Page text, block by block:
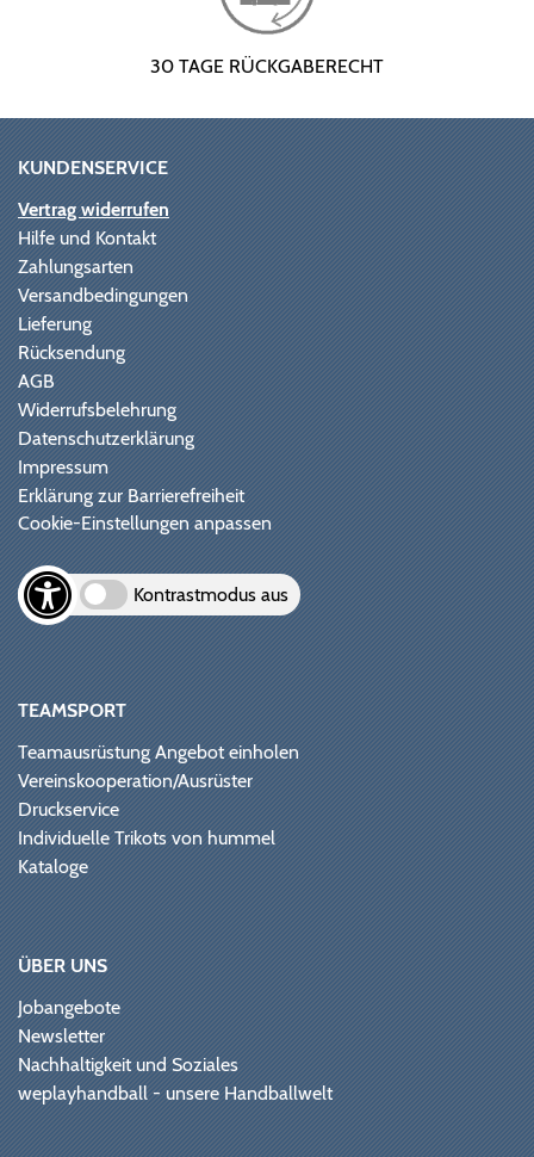
30 TAGE RÜCKGABERECHT
KUNDENSERVICE
Vertrag widerrufen
Hilfe und Kontakt
Zahlungsarten
Versandbedingungen
Lieferung
Rücksendung
AGB
Widerrufsbelehrung
Datenschutzerklärung
Impressum
Erklärung zur Barrierefreiheit
Cookie-Einstellungen anpassen
Kontrastmodus aus
TEAMSPORT
Teamausrüstung Angebot einholen
Vereinskooperation/Ausrüster
Druckservice
Individuelle Trikots von hummel
Kataloge
ÜBER UNS
Jobangebote
Newsletter
Nachhaltigkeit und Soziales
weplayhandball - unsere Handballwelt